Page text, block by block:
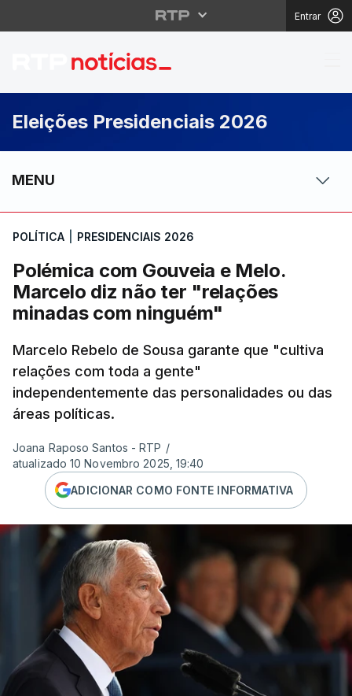
Entrar
Polémica com
Eleições Presidenciais 2026
MENU
POLÍTICA PRESIDENCIAIS 2026
Polémica com Gouveia e Melo.
Marcelo diz não ter "relações
minadas com ninguém"
Marcelo Rebelo de Sousa garante que "cultiva
relações com toda a gente"
independentemente das personalidades ou das
áreas políticas.
Joana Raposo Santos - RTP /
atualizado 10 Novembro 2025, 19:40
ADICIONAR COMO FONTE INFORMATIVA